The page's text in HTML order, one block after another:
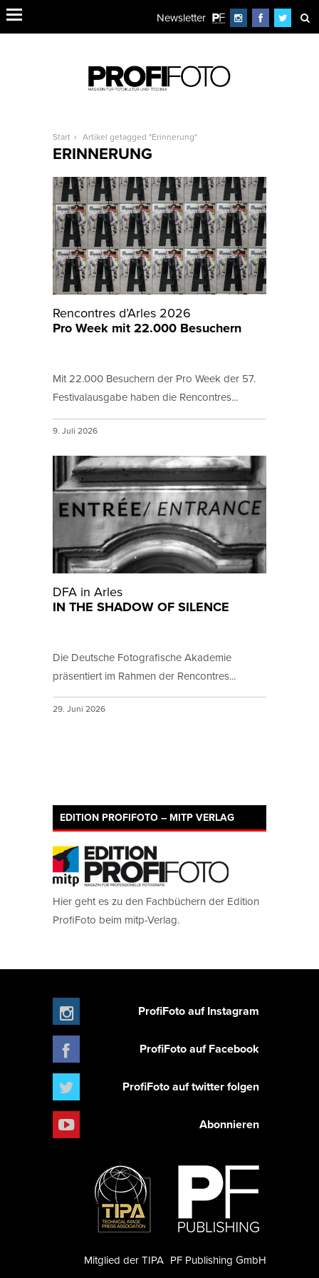
Newsletter
Start Artikel getagged "Erinnerung"
ERINNERUNG
Rencontres d’Arles 2026
Pro Week mit 22.000 Besuchern
Mit 22.000 Besuchern der Pro Week der 57.
Festivalausgabe haben die Rencontres...
9. Juli 2026
DFA in Arles
IN THE SHADOW OF SILENCE
Die Deutsche Fotografische Akademie
präsentiert im Rahmen der Rencontres...
29. Juni 2026
EDITION PROFIFOTO – MITP VERLAG
Hier geht es zu den Fachbüchern der Edition
ProfiFoto beim mitp-Verlag.
ProfiFoto auf Instagram
ProfiFoto auf Facebook
ProfiFoto auf twitter folgen
Abonnieren
PF Publishing GmbH
Mitglied der TIPA